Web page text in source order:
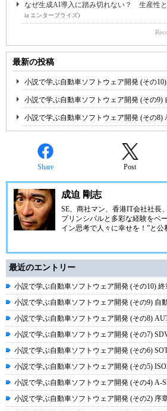
なぜ生成AI導入に踏み切れない？ 生産性
ia エンタープライズ)
最新の投稿
小説で学ぶ自動車ソフトウェア開発 (その
小説で学ぶ自動車ソフトウェア開発 (その9)
小説で学ぶ自動車ソフトウェア開発 (その8)
Share Post
成迫 剛志
SE、商社マン、香港IT会社社長
プリンシパルと多彩な経験をベ
イン思考で人々に幸せを！”と公
最近のエントリー
小説で学ぶ自動車ソフトウェア開発 (その10) 終
小説で学ぶ自動車ソフトウェア開発 (その9) 自
小説で学ぶ自動車ソフトウェア開発 (その8)
小説で学ぶ自動車ソフトウェア開発 (その7)
小説で学ぶ自動車ソフトウェア開発 (その6)
小説で学ぶ自動車ソフトウェア開発 (その5)
小説で学ぶ自動車ソフトウェア開発 (その4) A-
小説で学ぶ自動車ソフトウェア開発 (その2) 序